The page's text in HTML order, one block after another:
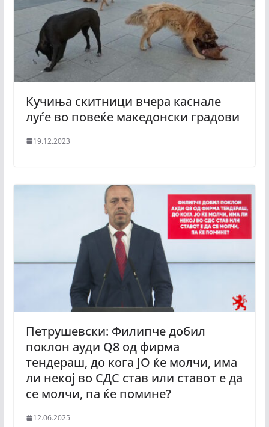
Кучиња скитници вчера каснале
луѓе во повеќе македонски градови
19.12.2023
Петрушевски: Филипче добил
поклон ауди Q8 од фирма
тендераш, до кога ЈО ќе молчи, има
ли некој во СДС став или ставот е да
се молчи, па ќе помине?
12.06.2025